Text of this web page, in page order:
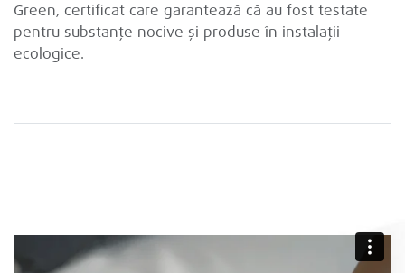
Green, certificat care garantează că au fost testate
pentru substanțe nocive și produse în instalații
ecologice.